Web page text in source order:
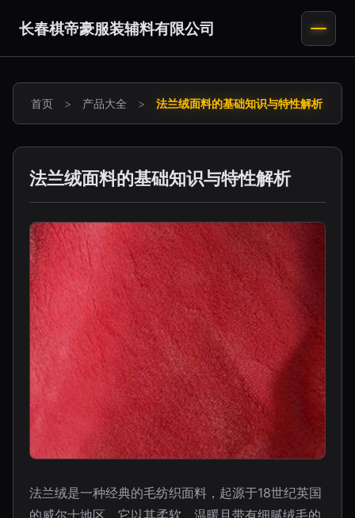
长春棋帝豪服装辅料有限公司
首页 > 产品大全 > 法兰绒面料的基础知识与特性解析
法兰绒面料的基础知识与特性解析
法兰绒是一种经典的毛纺织面料，起源于18世纪英国
的威尔士地区。它以其柔软、温暖且带有细腻绒毛的